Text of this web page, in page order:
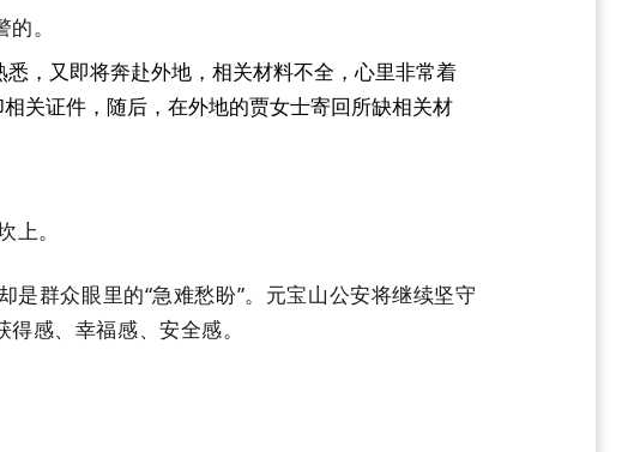
。
，又即将奔赴外地，相关材料不全，心里非常着
关证件，随后，在外地的贾女士寄回所缺相关材
。
群众眼里的“急难愁盼”。元宝山公安将继续坚守
得感、幸福感、安全感。